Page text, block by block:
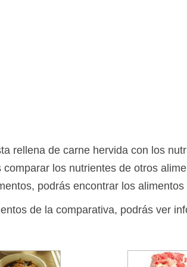
rellena de carne hervida con los
los nutrientes de otros
podrás encontrar los
de la comparativa, podrás ver